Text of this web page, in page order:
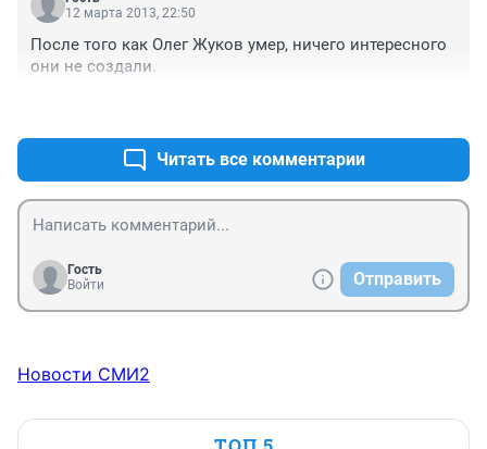
12 марта 2013, 22:50
После того как Олег Жуков умер, ничего интересного
они не создали.
Читать все комментарии
Гость
Войти
Отправить
Новости СМИ2